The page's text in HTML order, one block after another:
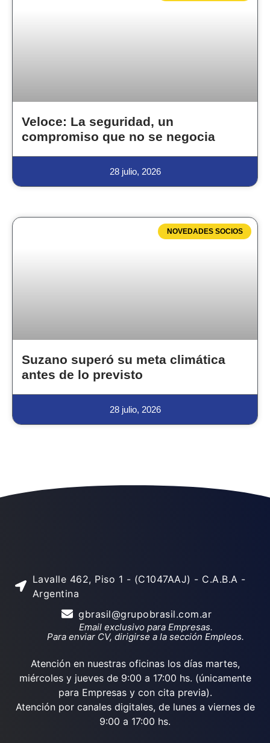
Veloce: La seguridad, un
compromiso que no se negocia
28 julio, 2026
NOVEDADES SOCIOS
Suzano superó su meta climática
antes de lo previsto
28 julio, 2026
Lavalle 462, Piso 1 - (C1047AAJ) - C.A.B.A -
Argentina
gbrasil@grupobrasil.com.ar
Email exclusivo para Empresas.
Para enviar CV, dirigirse a la sección Empleos.
Atención en nuestras oficinas los días martes,
miércoles y jueves de 9:00 a 17:00 hs. (únicamente
para Empresas y con cita previa).
Atención por canales digitales, de lunes a viernes de
9:00 a 17:00 hs.